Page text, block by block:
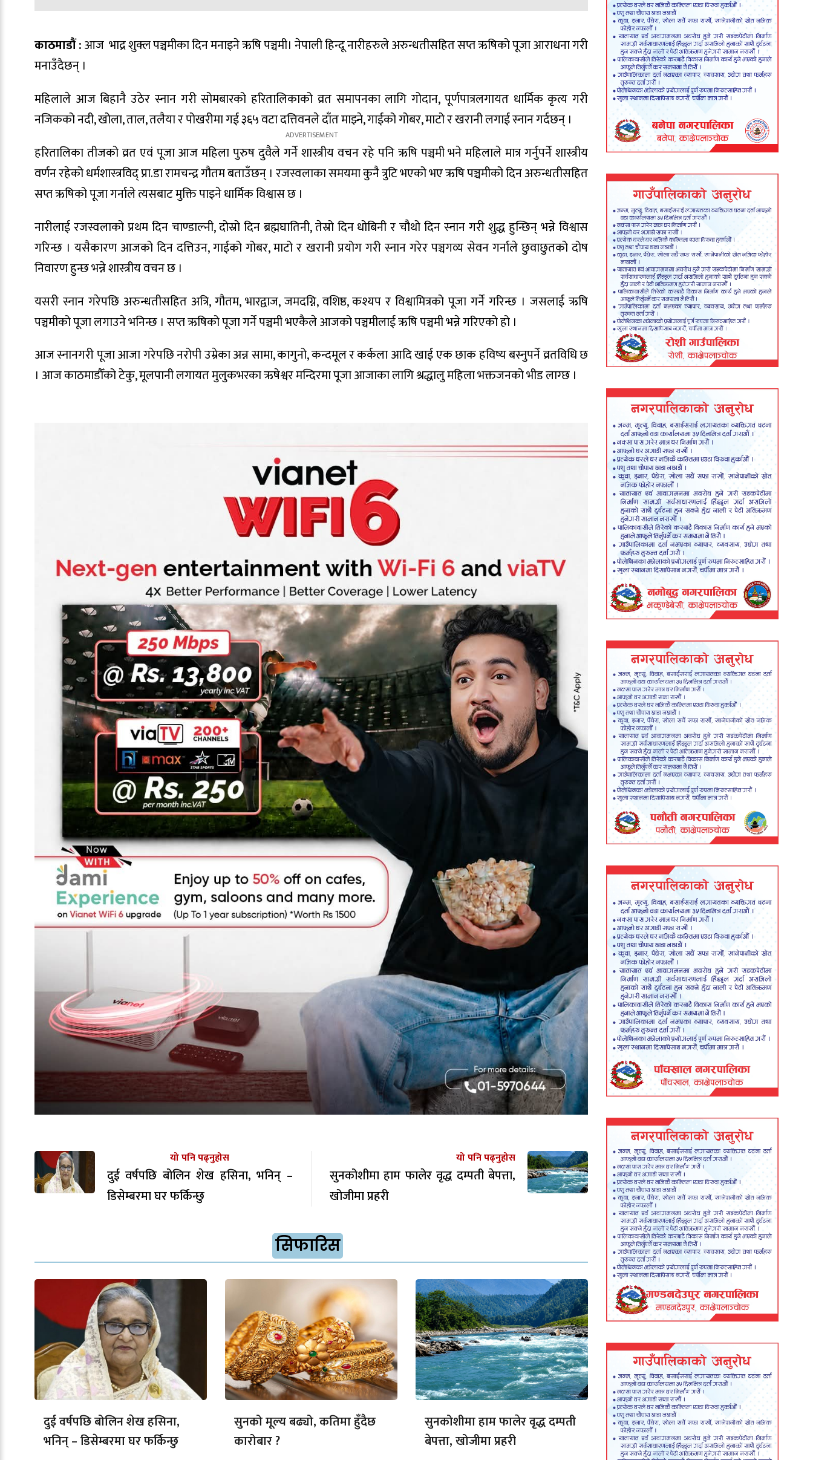
काठमाडौं :आज भाद्र शुक्ल पञ्चमीका दिन मनाइने ऋषि पञ्चमी। नेपाली हिन्दू नारीहरुले अरुन्धतीसहित सप्त ऋषिको पूजा आराधना गरी
मनाउँदैछन् ।
महिलाले आज बिहानै उठेर स्नान गरी सोमबारको हरितालिकाको व्रत समापनका लागि गोदान, पूर्णपात्रलगायत धार्मिक कृत्य गरी
नजिकको नदी, खोला, ताल, तलैया र पोखरीमा गई ३६५ वटा दत्तिवनले दाँत माझ्ने, गाईको गोबर, माटो र खरानी लगाई स्नान गर्दछन् ।
हरितालिका तीजको व्रत एवं पूजा आज महिला पुरुष दुवैले गर्ने शास्त्रीय वचन रहे पनि ऋषि पञ्चमी भने महिलाले मात्र गर्नुपर्ने शास्त्रीय
वर्णन रहेको धर्मशास्त्रविद् प्रा.डा रामचन्द्र गौतम बताउँछन् । रजस्वलाका समयमा कुनै त्रुटि भएको भए ऋषि पञ्चमीको दिन अरुन्धतीसहित
सप्त ऋषिको पूजा गर्नाले त्यसबाट मुक्ति पाइने धार्मिक विश्वास छ ।
नारीलाई रजस्वलाको प्रथम दिन चाण्डाल्नी, दोस्रो दिन ब्रह्मघातिनी, तेस्रो दिन धोबिनी र चौथो दिन स्नान गरी शुद्ध हुन्छिन् भन्ने विश्वास
गरिन्छ । यसैकारण आजको दिन दत्तिउन, गाईको गोबर, माटो र खरानी प्रयोग गरी स्नान गरेर पञ्चगव्य सेवन गर्नाले छुवाछुतको दोष
निवारण हुन्छ भन्ने शास्त्रीय वचन छ ।
यसरी स्नान गरेपछि अरुन्धतीसहित अत्रि, गौतम, भारद्वाज, जमदग्नि, वशिष्ठ, कश्यप र विश्वामित्रको पूजा गर्ने गरिन्छ । जसलाई ऋषि
पञ्चमीको पूजा लगाउने भनिन्छ । सप्त ऋषिको पूजा गर्ने पञ्चमी भएकैले आजको पञ्चमीलाई ऋषि पञ्चमी भन्ने गरिएको हो ।
आज स्नानगरी पूजा आजा गरेपछि नरोपी उम्रेका अन्न सामा, कागुनो, कन्दमूल र कर्कला आदि खाई एक छाक हविष्य बस्नुपर्ने व्रतविधि छ
। आज काठमाडौँको टेकु, मूलपानी लगायत मुलुकभरका ऋषेश्वर मन्दिरमा पूजा आजाका लागि श्रद्धालु महिला भक्तजनको भीड लाग्छ ।
यो पनि पढ्नुहोस
दुई वर्षपछि बोलिन शेख हसिना, भनिन् –
डिसेम्बरमा घर फर्किन्छु
यो पनि पढ्नुहोस
सुनकोशीमा हाम फालेर वृद्ध दम्पती बेपत्ता,
खोजीमा प्रहरी
सिफारिस
दुई वर्षपछि बोलिन शेख हसिना,
भनिन् – डिसेम्बरमा घर फर्किन्छु
सुनको मूल्य बढ्यो, कतिमा हुँदैछ
कारोबार ?
सुनकोशीमा हाम फालेर वृद्ध दम्पती
बेपत्ता, खोजीमा प्रहरी